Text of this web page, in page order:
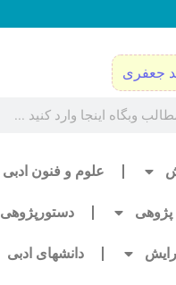
جعفری
علوم و فنون ادبی
پژوهی دستورپژوهی
دانشهای ادبی